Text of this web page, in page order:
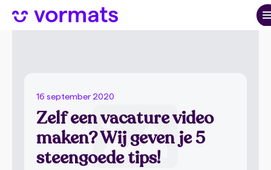
16 september 2020
Zelf een vacature video
maken? Wij geven je 5
steengoede tips!